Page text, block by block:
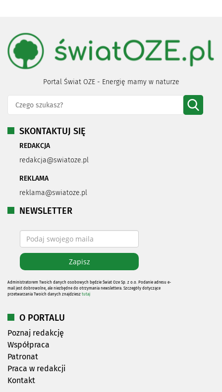
Portal Świat OZE - Energię mamy w naturze
SKONTAKTUJ SIĘ
REDAKCJA
redakcja@swiatoze.pl
REKLAMA
reklama@swiatoze.pl
NEWSLETTER
Administratorem Twoich danych osobowych będzie Świat Oze Sp. z o.o. Podanie adresu e-
mail jest dobrowolne, ale niezbędne do otrzymania newslettera. Szczegóły dotyczące
przetwarzania Twoich danych znajdziesz tutaj
O PORTALU
Poznaj redakcję
Współpraca
Patronat
Praca w redakcji
Kontakt